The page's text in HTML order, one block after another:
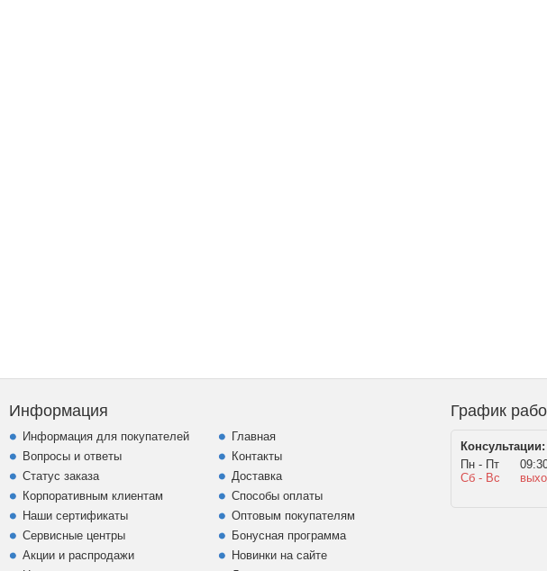
Информация
Информация для покупателей
Вопросы и ответы
Статус заказа
Корпоративным клиентам
Наши сертификаты
Сервисные центры
Акции и распродажи
Главная
Контакты
Доставка
Способы оплаты
Оптовым покупателям
Бонусная программа
Новинки на сайте
График
Консультации:
Пн - Пт
Сб - Вс